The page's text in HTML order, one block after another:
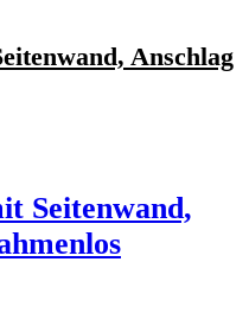
Anschlag
Seitenwand,